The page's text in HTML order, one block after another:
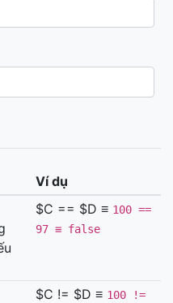
Ví dụ
$C == $D ≡ 100 ==
97 ≡ false
$C != $D ≡ 100 !=